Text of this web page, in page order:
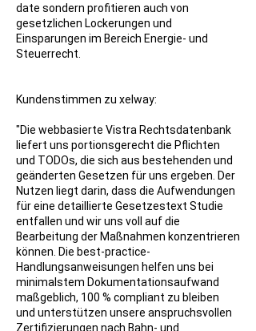
date sondern profitieren auch von
gesetzlichen Lockerungen und
Einsparungen im Bereich Energie- und
Steuerrecht.​​​
Kundenstimmen zu xelway:
"Die webbasierte Vistra Rechtsdatenbank
liefert uns portionsgerecht die Pflichten
und TODOs, die sich aus bestehenden und
geänderten Gesetzen für uns ergeben. Der
Nutzen liegt darin, dass die Aufwendungen
für eine detaillierte Gesetzestext Studie
entfallen und wir uns voll auf die
Bearbeitung der Maßnahmen konzentrieren
können. Die best-practice-
Handlungsanweisungen helfen uns bei
minimalstem Dokumentationsaufwand
maßgeblich, 100 % compliant zu bleiben
und unterstützen unsere anspruchsvollen
Zertifizierungen nach Bahn- und